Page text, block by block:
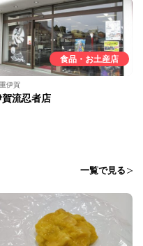
食品・お土産店
伊賀
賀流忍者店
一覧で見る